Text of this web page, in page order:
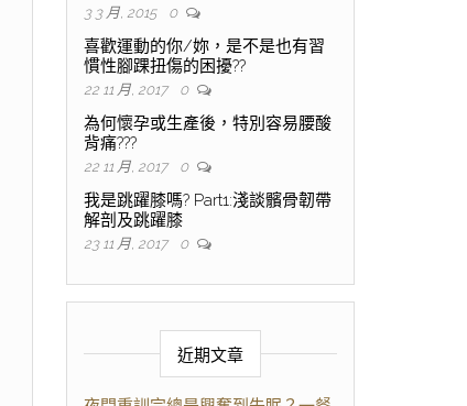
3 3 月, 2015 0
喜歡運動的你/妳，是不是也有習
慣性腳踝扭傷的困擾??
22 11 月, 2017 0
為何懷孕或生產後，特別容易腰酸
背痛???
22 11 月, 2017 0
我是跳躍膝嗎? Part1:淺談髕骨韌帶
解剖及跳躍膝
23 11 月, 2017 0
近期文章